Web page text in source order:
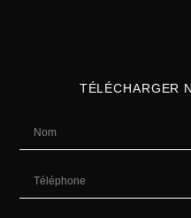
TÉLÉCHARGER